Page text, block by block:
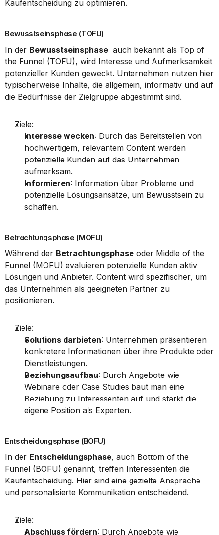
Kaufentscheidung zu optimieren.
Bewusstseinsphase (TOFU)
In der Bewusstseinsphase, auch bekannt als Top of
the Funnel (TOFU), wird Interesse und Aufmerksamkeit
potenzieller Kunden geweckt. Unternehmen nutzen hier
typischerweise Inhalte, die allgemein, informativ und auf
die Bedürfnisse der Zielgruppe abgestimmt sind.
Ziele:
Interesse wecken: Durch das Bereitstellen von
hochwertigem, relevantem Content werden
potenzielle Kunden auf das Unternehmen
aufmerksam.
Informieren: Information über Probleme und
potenzielle Lösungsansätze, um Bewusstsein zu
schaffen.
Betrachtungsphase (MOFU)
Während der Betrachtungsphase oder Middle of the
Funnel (MOFU) evaluieren potenzielle Kunden aktiv
Lösungen und Anbieter. Content wird spezifischer, um
das Unternehmen als geeigneten Partner zu
positionieren.
Ziele:
Solutions darbieten: Unternehmen präsentieren
konkretere Informationen über ihre Produkte oder
Dienstleistungen.
Beziehungsaufbau: Durch Angebote wie
Webinare oder Case Studies baut man eine
Beziehung zu Interessenten auf und stärkt die
eigene Position als Experten.
Entscheidungsphase (BOFU)
In der Entscheidungsphase, auch Bottom of the
Funnel (BOFU) genannt, treffen Interessenten die
Kaufentscheidung. Hier sind eine gezielte Ansprache
und personalisierte Kommunikation entscheidend.
Ziele:
Abschluss fördern: Durch Angebote wie